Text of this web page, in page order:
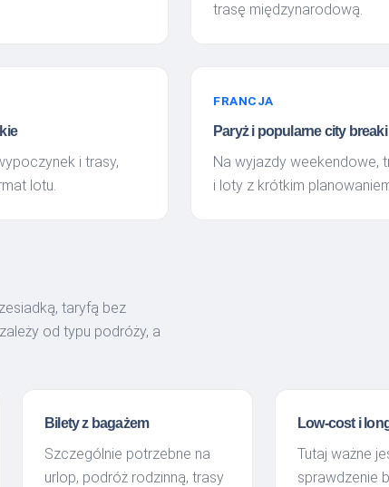
trasę międzynarodową.
i trasy,
lotu.
FRANCJA
Paryż i popularne city breaki
Na wyjazdy weekendowe,
i loty z krótkim
taryfą bez
od typu podróży, a
Bilety z bagażem
Szczególnie potrzebne na
urlop, podróż rodzinną, trasy
Low-cost i
Tutaj ważne
sprawdzenie